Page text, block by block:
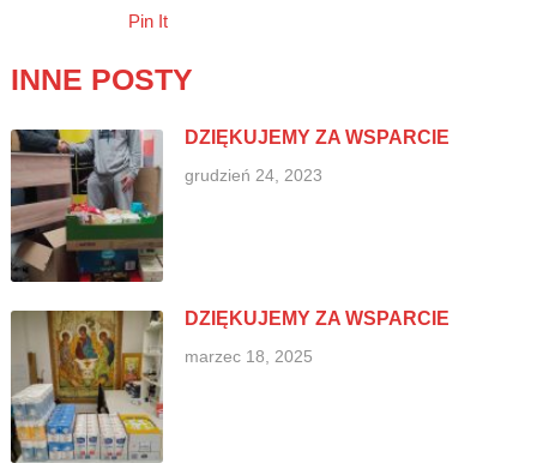
Pin It
INNE POSTY
DZIĘKUJEMY ZA WSPARCIE
grudzień 24, 2023
DZIĘKUJEMY ZA WSPARCIE
marzec 18, 2025